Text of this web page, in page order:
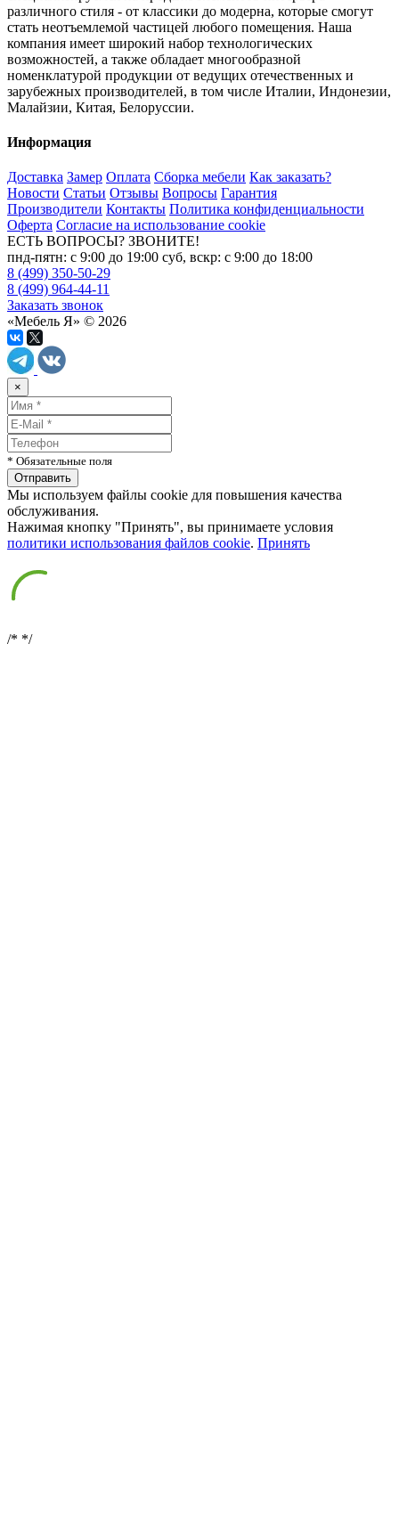
различного стиля - от классики до модерна, которые смогут
стать неотъемлемой частицей любого помещения. Наша
компания имеет широкий набор технологических
возможностей, а также обладает многообразной
номенклатурой продукции от ведущих отечественных и
зарубежных производителей, в том числе Италии, Индонезии,
Малайзии, Китая, Белоруссии.
Информация
Доставка Замер Оплата Сборка мебели Как заказать?
Новости Статьи Отзывы Вопросы Гарантия
Производители Контакты Политика конфиденциальности
Оферта Согласие на использование cookie
ЕСТЬ ВОПРОСЫ? ЗВОНИТЕ!
пнд-пятн: с 9:00 до 19:00 суб, вскр: с 9:00 до 18:00
8 (499) 350-50-29
8 (499) 964-44-11
Заказать звонок
«Мебель Я» © 2026
×
* Обязательные поля
Мы используем файлы cookie для повышения качества
обслуживания.
Нажимая кнопку "Принять", вы принимаете условия
политики использования файлов cookie. Принять
/* */